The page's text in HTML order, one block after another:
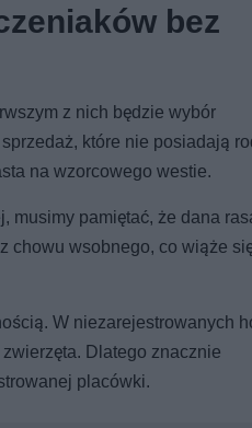
bez
z nich będzie wybór
które nie posiadają
na wzorcowego westie.
musimy pamiętać, że dana
chowu wsobnego, co wiąże
W niezarejestrowanych
Dlatego znacznie
placówki.